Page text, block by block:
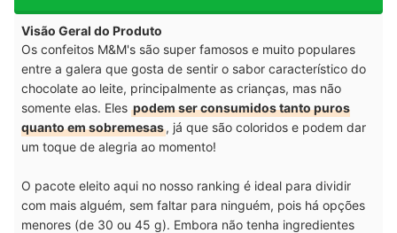
Visão Geral do Produto
Os confeitos M&M's são super famosos e muito populares
entre a galera que gosta de sentir o sabor característico do
chocolate ao leite, principalmente as crianças, mas não
somente elas. Eles podem ser consumidos tanto puros
quanto em sobremesas, já que são coloridos e podem dar
um toque de alegria ao momento!
O pacote eleito aqui no nosso ranking é ideal para dividir
com mais alguém, sem faltar para ninguém, pois há opções
menores (de 30 ou 45 g). Embora não tenha ingredientes